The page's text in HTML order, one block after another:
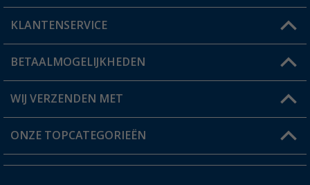
Mijn account
Status bestelling
Verlanglijstje
KLANTENSERVICE
FAQ & Contact
Verzendinformatie
Catalogus
BETAALMOGELIJKHEDEN
WIJ VERZENDEN MET
ONZE TOPCATEGORIEËN